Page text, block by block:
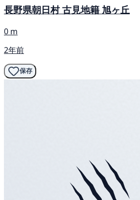
長野県朝日村 古見地籍 旭ヶ丘
0 m
2年前
保存